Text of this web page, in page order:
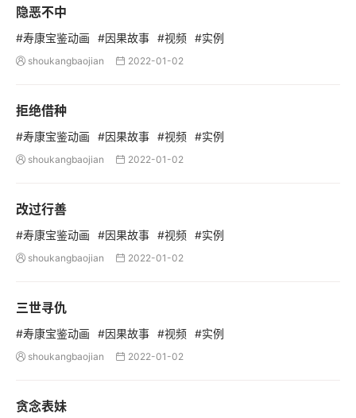
隐恶不中
#寿康宝鉴动画 #因果故事 #视频 #实例
 shoukangbaojian  2022-01-02
拒绝借种
#寿康宝鉴动画 #因果故事 #视频 #实例
 shoukangbaojian  2022-01-02
改过行善
#寿康宝鉴动画 #因果故事 #视频 #实例
 shoukangbaojian  2022-01-02
三世寻仇
#寿康宝鉴动画 #因果故事 #视频 #实例
 shoukangbaojian  2022-01-02
贪念表妹